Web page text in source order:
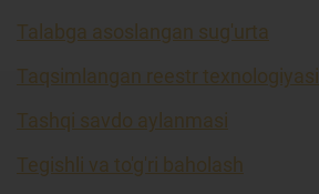
Talabga asoslangan sug'urta
Taqsimlangan reestr texnologiyasi
Tashqi savdo aylanmasi
Tegishli va to'g'ri baholash